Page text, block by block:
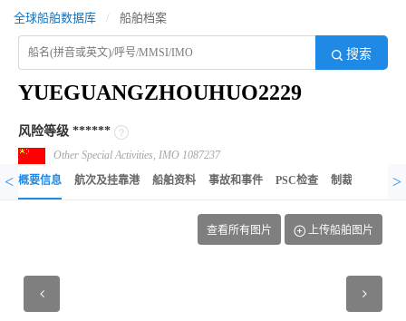
全球船舶数据库 / 船舶档案
搜索
YUEGUANGZHOUHUO2229
风险等级 ******
Other Special Activities, IMO 1087237
< 概要信息 航次及挂靠港 船舶资料 事故和事件 PSC检查 制裁记录 异
>
查看所有图片 上传船舶图片